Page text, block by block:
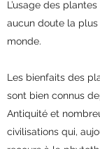
L’usage des
aucun doute la
monde.
Les bienfaits des
sont bien connus
Antiquité et
civilisations qui,